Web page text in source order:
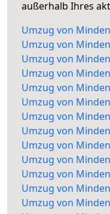
außerhalb Ihres
Umzug von
Umzug von
Umzug von
Umzug von
Umzug von
Umzug von
Umzug von
Umzug von
Umzug von
Umzug von
Umzug von
Umzug von
Umzug von